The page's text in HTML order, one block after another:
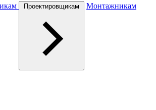
Проектировщикам Монтажникам